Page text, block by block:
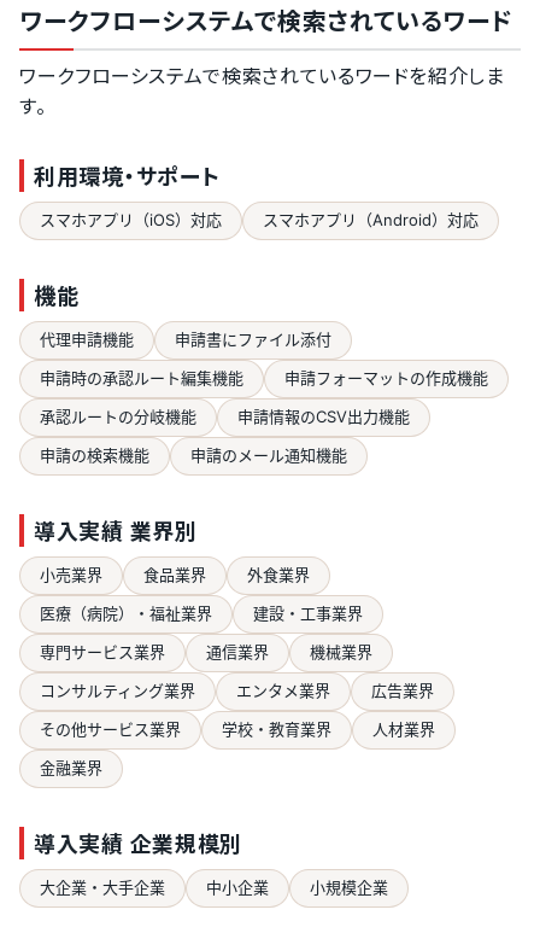
ワークフローシステムで検索されているワード
ワークフローシステムで検索されているワードを紹介しま
す。
利用環境・サポート
スマホアプリ（iOS）対応 スマホアプリ（Android）対応
機能
代理申請機能
申請書にファイル添付
申請時の承認ルート編集機能
申請フォーマットの作成機能
承認ルートの分岐機能
申請情報のCSV出力機能
申請の検索機能
申請のメール通知機能
導入実績 業界別
小売業界 食品業界
外食業界
医療（病院）・福祉業界
建設・工事業界
専門サービス業界
通信業界
機械業界
コンサルティング業界
エンタメ業界
広告業界
その他サービス業界
学校・教育業界
人材業界
金融業界
導入実績 企業規模別
大企業・大手企業 中小企業 小規模企業